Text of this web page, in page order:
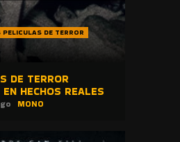
PELICULAS DE TERROR
DE TERROR
HECHOS REALES
MONO